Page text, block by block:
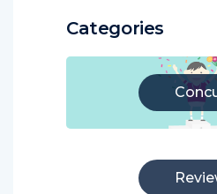
Categories